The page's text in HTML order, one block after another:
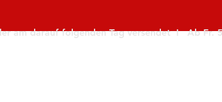
am darauf folgenden Tag versendet  I   Ab